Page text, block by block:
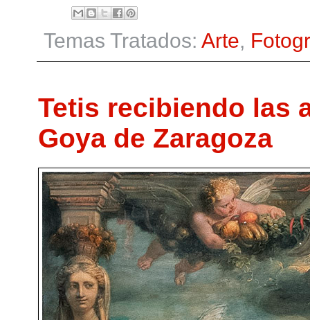
Temas Tratados: Arte,
Tetis recibiendo las
Goya de Zaragoza